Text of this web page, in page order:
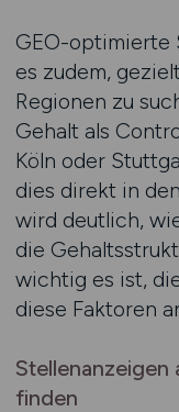
GEO-optimierte
es zudem,
Regionen zu
Gehalt als
Köln oder
dies direkt in
wird deutlich,
die
wichtig es ist,
diese Faktoren
Stellenanzeigen
finden